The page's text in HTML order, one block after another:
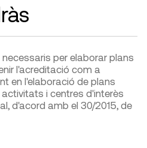
per elaborar plans
l'acreditació com a
en l'elaboració de plans
i centres d'interès
d'acord amb el 30/2015, de